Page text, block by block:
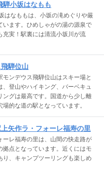
騨小坂はなもも
はなももは、小坂の滝めぐりや厳
ます。ひめしゃがの湯の源泉で
充実！駅裏には清流小坂川が流
騨位山
ンデウス飛騨位山はスキー場と
登山やハイキング、バーベキュ
ングは最高です。国道から少し離
的な道の駅となっています。
矢作ラ・フォーレ福寿の里
レ福寿の里は、山間の快走路が
点となっています。近くにはモ
、キャンプツーリングも楽しめ